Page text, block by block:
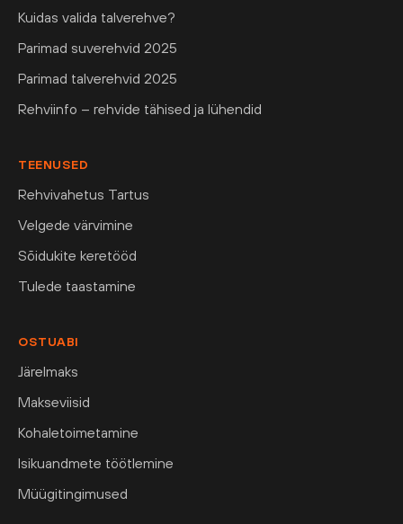
Kuidas valida talverehve?
Parimad suverehvid 2025
Parimad talverehvid 2025
Rehviinfo – rehvide tähised ja lühendid
TEENUSED
Rehvivahetus Tartus
Velgede värvimine
Sõidukite keretööd
Tulede taastamine
OSTUABI
Järelmaks
Makseviisid
Kohaletoimetamine
Isikuandmete töötlemine
Müügitingimused